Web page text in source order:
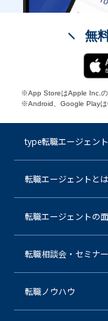
無
※App StoreはApple Inc.の
※Android、Google Playは
type転職エージェン
転職エージェントとは
転職エージェントの
転職相談会・セミナー
転職ノウハウ